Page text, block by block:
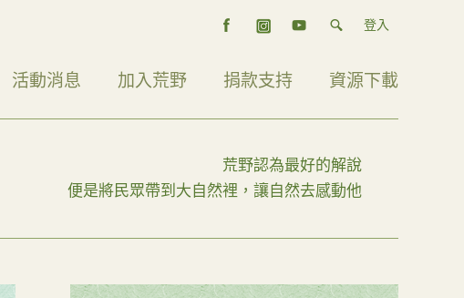
登入
活動消息 加入荒野 捐款支持 資源下載
荒野認為最好的解說
便是將民眾帶到大自然裡，讓自然去感動他